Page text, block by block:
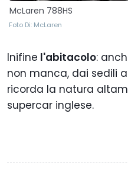
McLaren 788HS
Foto Di: McLaren
Inifine l'abitacolo:
non manca, dai sedili
ricorda la natura
supercar inglese.